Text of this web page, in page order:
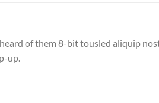
of them 8-bit tousled aliquip
up.